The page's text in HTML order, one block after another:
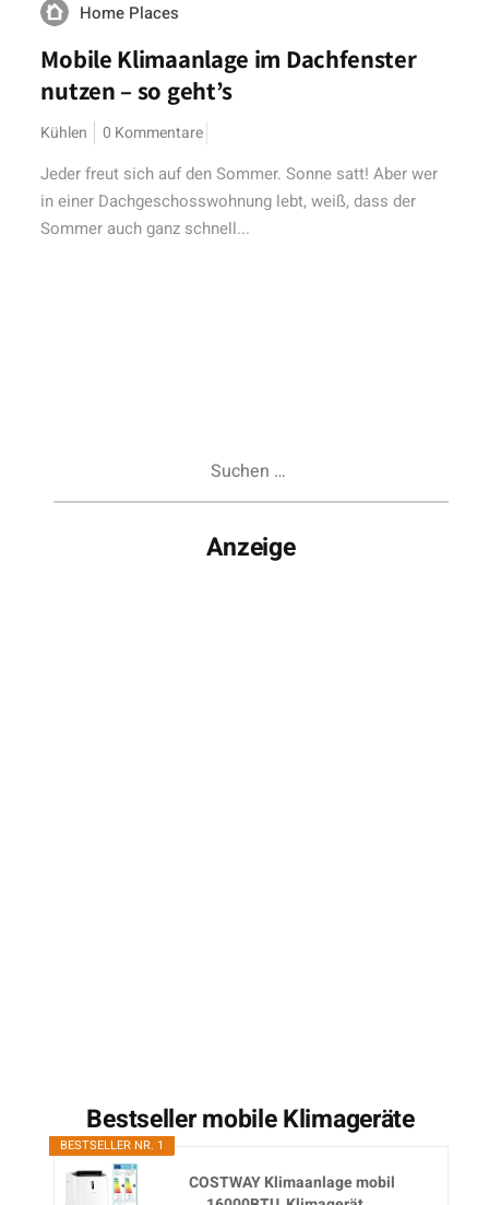
Home Places
Mobile Klimaanlage im Dachfenster
nutzen – so geht’s
Kühlen 0 Kommentare
Jeder freut sich auf den Sommer. Sonne satt! Aber wer
in einer Dachgeschosswohnung lebt, weiß, dass der
Sommer auch ganz schnell...
Anzeige
Bestseller mobile Klimageräte
BESTSELLER NR. 1
COSTWAY Klimaanlage mobil